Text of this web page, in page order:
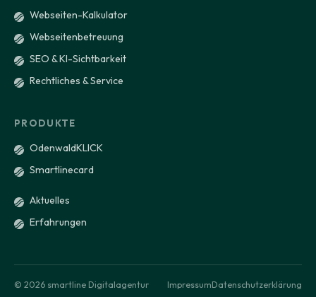
Webseiten-Kalkulator
Webseitenbetreuung
SEO & KI-Sichtbarkeit
Rechtliches & Service
PRODUKTE
OdenwaldKLICK
Smartlinecard
Aktuelles
Erfahrungen
© 2026 smartline Digitalagentur ImpressumDatenschutzerklärung